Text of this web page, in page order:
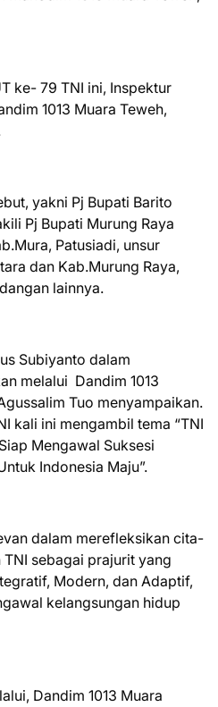
ke- 79 TNI ini, Inspektur
1013 Muara Teweh,
yakni Pj Bupati Barito
Pj Bupati Murung Raya
Patusiadi, unsur
dan Kab.Murung Raya,
lainnya.
Subiyanto dalam
melalui Dandim 1013
Tuo menyampaikan.
kali ini mengambil tema “TNI
Mengawal Suksesi
Indonesia Maju”.
dalam merefleksikan cita-
sebagai prajurit yang
Modern, dan Adaptif,
kelangsungan hidup
Dandim 1013 Muara